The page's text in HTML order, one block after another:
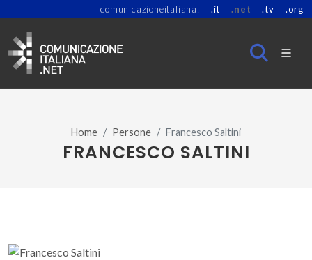
comunicazioneitaliana: .it .net .tv .org
Home Persone Francesco Saltini
FRANCESCO SALTINI